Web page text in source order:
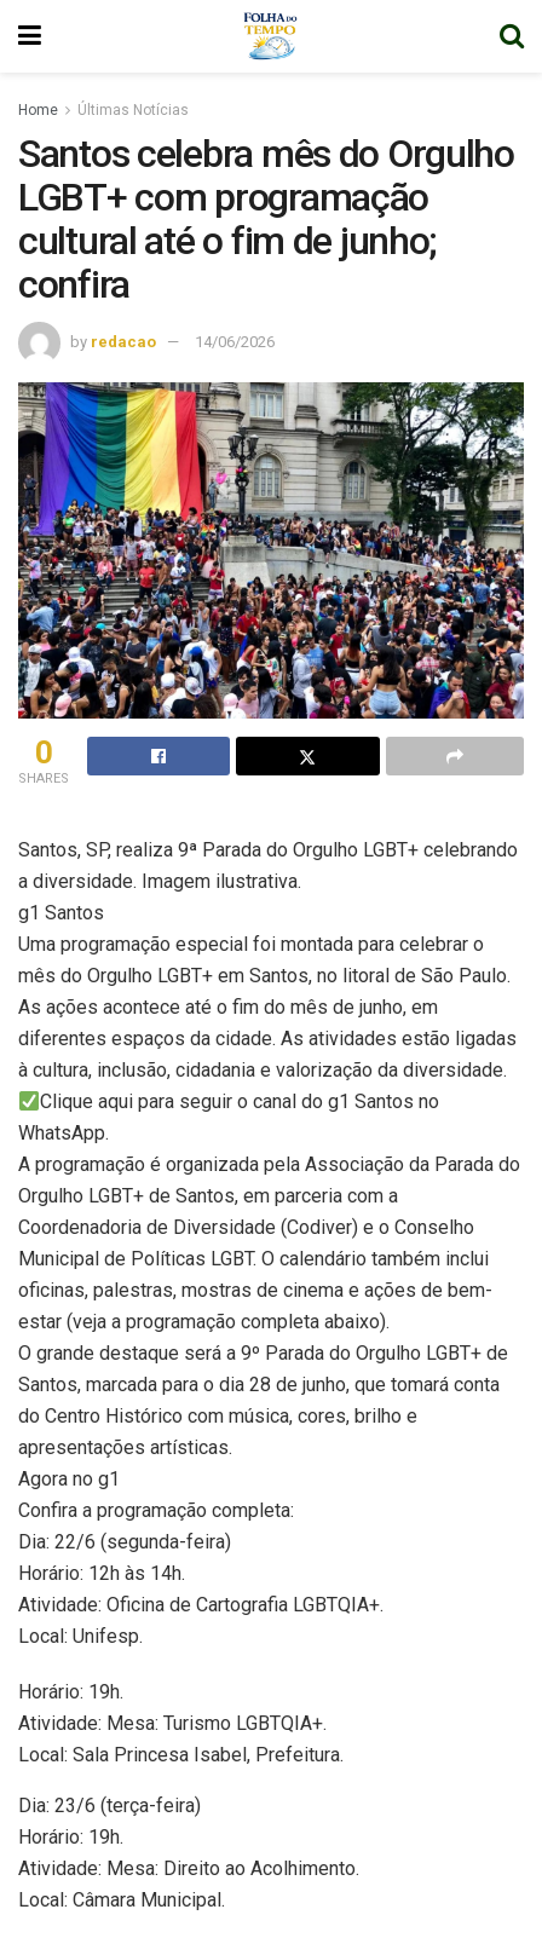
Home Últimas Notícias
Santos celebra mês do Orgulho
LGBT+ com programação
cultural até o fim de junho;
confira
by redacao 14/06/2026
0
SHARES
Santos, SP, realiza 9ª Parada do Orgulho LGBT+ celebrando
a diversidade. Imagem ilustrativa.
g1 Santos
Uma programação especial foi montada para celebrar o
mês do Orgulho LGBT+ em Santos, no litoral de São Paulo.
As ações acontece até o fim do mês de junho, em
diferentes espaços da cidade. As atividades estão ligadas
à cultura, inclusão, cidadania e valorização da diversidade.
Clique aqui para seguir o canal do g1 Santos no
WhatsApp.
A programação é organizada pela Associação da Parada do
Orgulho LGBT+ de Santos, em parceria com a
Coordenadoria de Diversidade (Codiver) e o Conselho
Municipal de Políticas LGBT. O calendário também inclui
oficinas, palestras, mostras de cinema e ações de bem-
estar (veja a programação completa abaixo).
O grande destaque será a 9º Parada do Orgulho LGBT+ de
Santos, marcada para o dia 28 de junho, que tomará conta
do Centro Histórico com música, cores, brilho e
apresentações artísticas.
Agora no g1
Confira a programação completa:
Dia: 22/6 (segunda-feira)
Horário: 12h às 14h.
Atividade: Oficina de Cartografia LGBTQIA+.
Local: Unifesp.
Horário: 19h.
Atividade: Mesa: Turismo LGBTQIA+.
Local: Sala Princesa Isabel, Prefeitura.
Dia: 23/6 (terça-feira)
Horário: 19h.
Atividade: Mesa: Direito ao Acolhimento.
Local: Câmara Municipal.